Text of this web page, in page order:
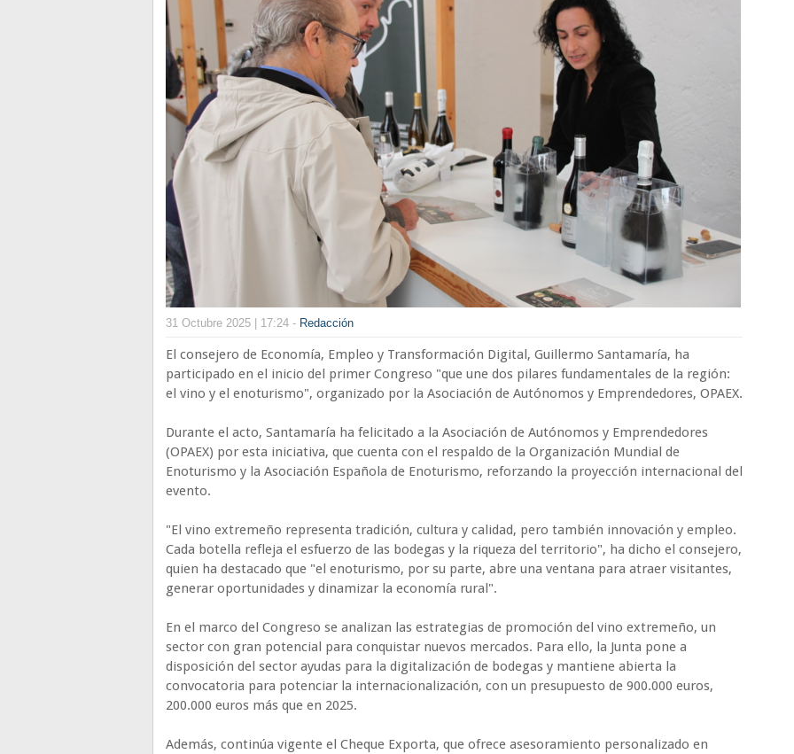
31 Octubre 2025 | 17:24 - Redacción
El consejero de Economía, Empleo y Transformación Digital, Guillermo Santamaría, ha
participado en el inicio del primer Congreso "que une dos pilares fundamentales de la región:
el vino y el enoturismo", organizado por la Asociación de Autónomos y Emprendedores, OPAEX.
Durante el acto, Santamaría ha felicitado a la Asociación de Autónomos y Emprendedores
(OPAEX) por esta iniciativa, que cuenta con el respaldo de la Organización Mundial de
Enoturismo y la Asociación Española de Enoturismo, reforzando la proyección internacional del
evento.
"El vino extremeño representa tradición, cultura y calidad, pero también innovación y empleo.
Cada botella refleja el esfuerzo de las bodegas y la riqueza del territorio", ha dicho el consejero,
quien ha destacado que "el enoturismo, por su parte, abre una ventana para atraer visitantes,
generar oportunidades y dinamizar la economía rural".
En el marco del Congreso se analizan las estrategias de promoción del vino extremeño, un
sector con gran potencial para conquistar nuevos mercados. Para ello, la Junta pone a
disposición del sector ayudas para la digitalización de bodegas y mantiene abierta la
convocatoria para potenciar la internacionalización, con un presupuesto de 900.000 euros,
200.000 euros más que en 2025.
Además, continúa vigente el Cheque Exporta, que ofrece asesoramiento personalizado en